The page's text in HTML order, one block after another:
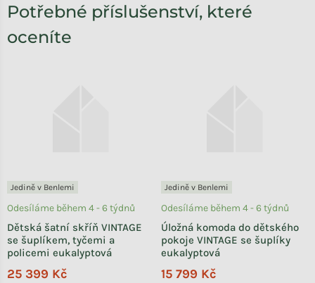
Potřebné příslušenství, které
oceníte
Jedině v Benlemi
Dětská šatní skříň VINTAGE
se šuplíkem, tyčemi a
policemi eukalyptová
Odesíláme během 4 - 6 týdnů
25 399 Kč
Jedině v Benlemi
Úložná komoda do dětského
pokoje VINTAGE se šuplíky
eukalyptová
Odesíláme během 4 - 6 týdnů
15 799 Kč